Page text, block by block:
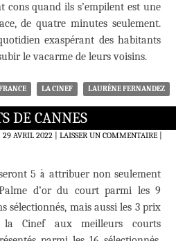
cons quand ils s’empilent est une
de quatre minutes seulement.
exaspérant des habitants
le vacarme de leurs voisins.
LA CINEF LAURÈNE FERNANDEZ
DE CANNES
29 AVRIL 2022 LAISSER UN COMMENTAIRE|
5 à attribuer non seulement
d’or du court parmi les 9
sélectionnés, mais aussi les 3 prix
la Cinef aux meilleurs courts